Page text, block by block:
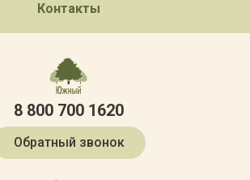
Контакты
8 800 700 1620
Обратный звонок